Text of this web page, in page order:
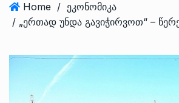
Home / ეკონომიკა